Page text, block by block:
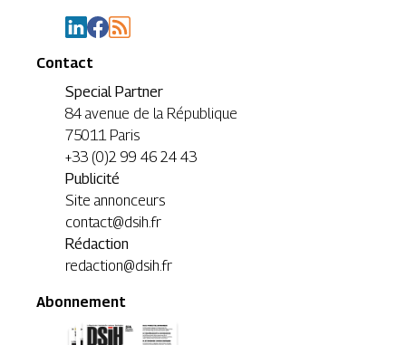
Contact
Special Partner
84 avenue de la République
75011 Paris
+33 (0)2 99 46 24 43
Publicité
Site annonceurs
contact@dsih.fr
Rédaction
redaction@dsih.fr
Abonnement